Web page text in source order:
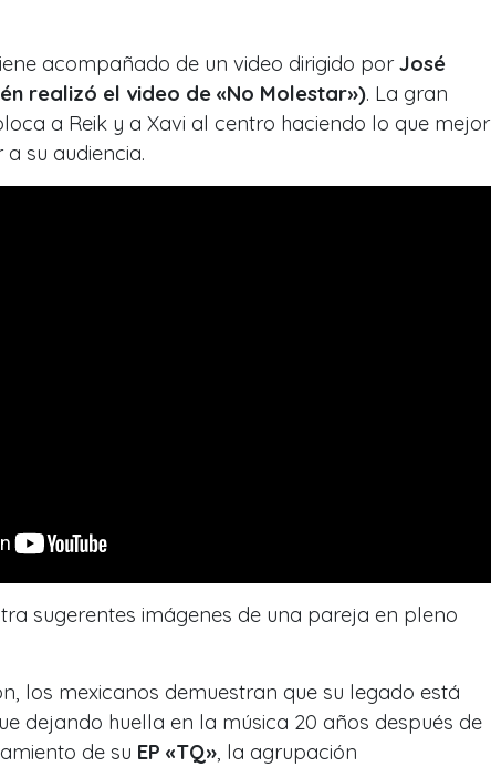
acompañado de un video dirigido por José
realizó el video de «No Molestar»). La gran
a Reik y a Xavi al centro haciendo lo que mejor
su audiencia.
sugerentes imágenes de una pareja en pleno
los mexicanos demuestran que su legado está
dejando huella en la música 20 años después de
de su EP «TQ», la agrupación